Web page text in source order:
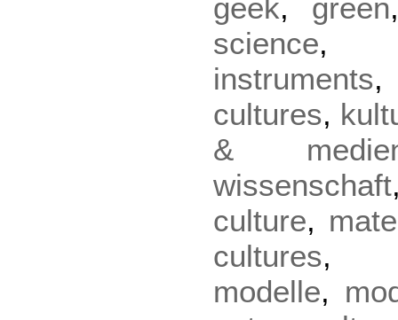
geek, green
science
instruments
cultures,
&
wissenschaft
culture,
cultures
modelle,